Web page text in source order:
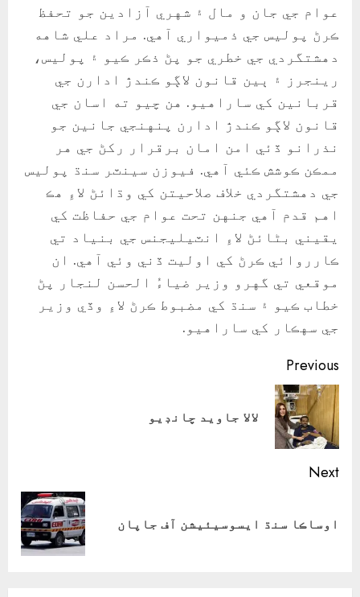
عوام جي جان و مال ۽ شهري آزادين جو تحفظ
ڪرڻ پوليس جي ذميواري آهي. مراد علي شاهه
دهشتگردي جي خطري جو پڻ ذڪر ڪيو ۽ پوليس،
رينجرز ۽ ٻين قانون لاڳو ڪندڙ ادارن جي
قربانين کي ساراهيو. هن چيو ته اسان جي
قانون لاڳو ڪندڙ ادارن پنهنجي جانين جو
نذرانو ڏئي امن امان برقرار رکڻ جي هر
ممڪن ڪوشش ڪئي آهي. فيوزن سينٽر سنڌ پوليس
جي دهشتگردي خلاف صلاحيتن کي وڌائڻ لاءِ هڪ
اهم قدم آهي جنهن تحت عوام جي حفاظت کي
يقيني بڻائڻ لاءِ انٽيليجنس جي بنياد تي
ڪارروائي ڪرڻ کي اوليت ڏني وئي آهي. ان
موقعي تي گهرو وزير ضياءُ الحسن لنجار پڻ
خطاب ڪيو ۽ سنڌ کي مضبوط ڪرڻ لاءِ وڏي وزير
جي سهڪار کي ساراهيو.
Continue
Reading
Previous
لالا جاويد چانڊيو
Next
Next
اوساڪا سنڌ ايسوسيئيشن آف جاپان